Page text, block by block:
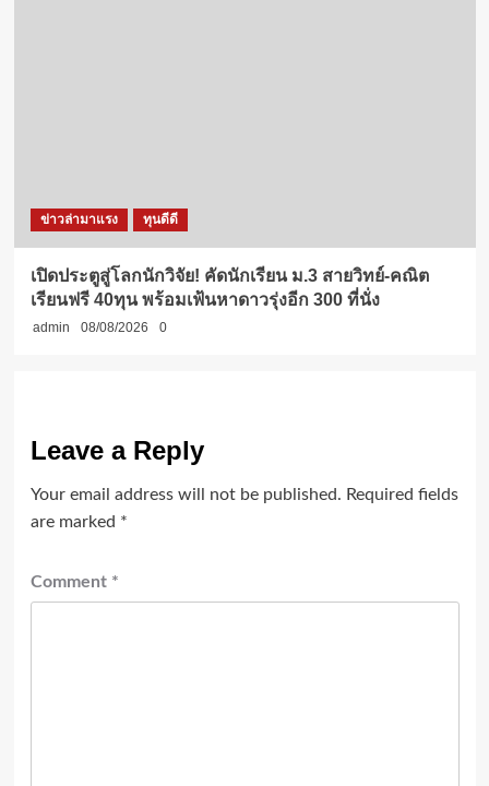
ข่าวล่ามาแรง ทุนดีดี
เปิดประตูสู่โลกนักวิจัย! คัดนักเรียน ม.3 สายวิทย์-คณิต
เรียนฟรี 40ทุน พร้อมเฟ้นหาดาวรุ่งอีก 300 ที่นั่ง
admin 08/08/2026 0
Leave a Reply
Your email address will not be published. Required fields
are marked *
Comment *